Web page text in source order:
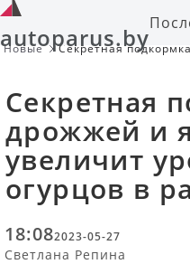
autoparus.by
Новые
Секретная
Секретная
дрожжей и
увеличит
огурцов в
18:082023-05-27
Светлана Репина